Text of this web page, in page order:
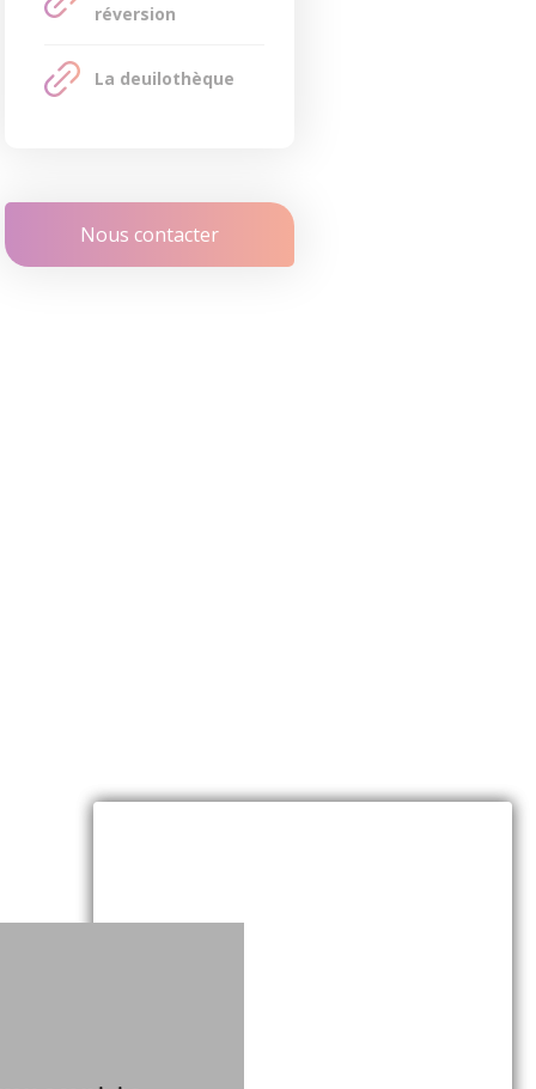
réversion
La deuilothèque
Nous contacter